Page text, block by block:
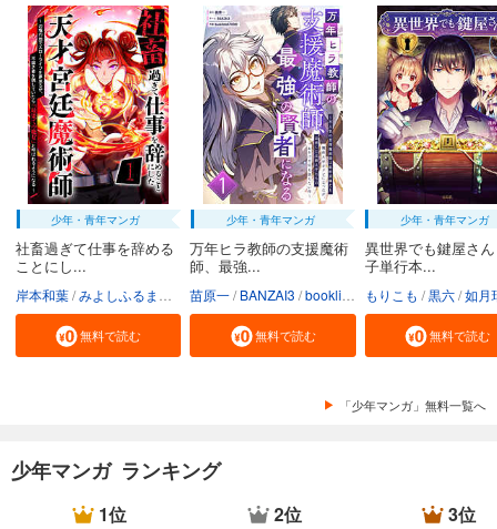
少年・青年マンガ
社畜過ぎて仕事を辞める
ことにし...
岸本和葉 みよしふるまち booklistaSTUDIO
無料で読む
少年・青年マンガ
万年ヒラ教師の支援魔術
師、最強...
苗原一 BANZAI3 booklistaSTUDIO
無料で読む
少年・青年マンガ
異世界でも鍵屋さ
子単行本...
もりこも 黒六 如月
無料で読む
「少年マンガ」無料一覧へ
少年マンガ ランキング
1位 2位 3位